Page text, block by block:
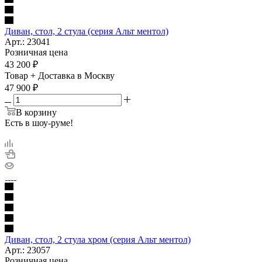
Диван, стол, 2 стула (серия Альт ментол)
Арт.: 23041
Розничная цена
43 200 ₽
Товар + Доставка в Москву
47 900 ₽
В корзину
Есть в шоу-руме!
Диван, стол, 2 стула хром (серия Альт ментол)
Арт.: 23057